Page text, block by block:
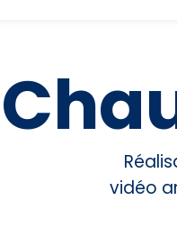
vidéo